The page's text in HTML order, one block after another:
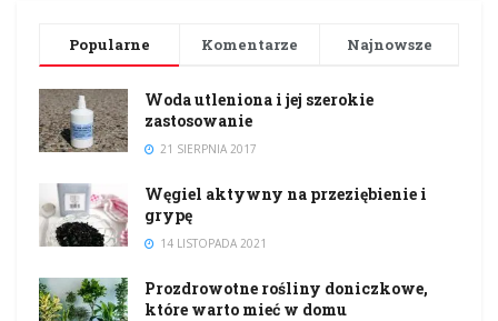
Popularne Komentarze Najnowsze
Woda utleniona i jej szerokie
zastosowanie
21 SIERPNIA 2017
Węgiel aktywny na przeziębienie i
grypę
14 LISTOPADA 2021
Prozdrowotne rośliny doniczkowe,
które warto mieć w domu